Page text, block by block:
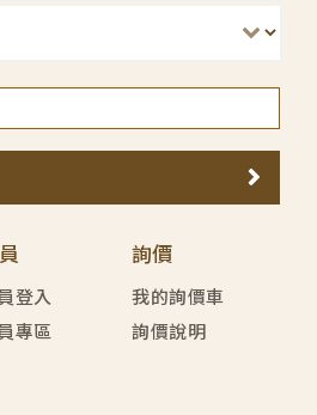
登入
專區
詢價
我的詢價車
詢價說明